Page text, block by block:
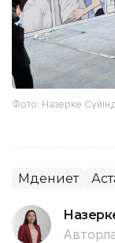
Фото: Назерке
Мәдениет